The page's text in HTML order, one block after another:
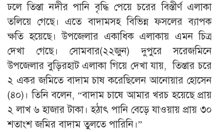
ঢলে তিস্তা নদীর পানি বৃদ্ধি পেয়ে চরের বিস্তীর্ণ এলাকা
তলিয়ে গেছে। এতে বাদামসহ বিভিন্ন ফসলের ব্যাপক
ক্ষতি হয়েছে। উপজেলার একাধিক এলাকায় এমন চিত্র
দেখা গেছে। সোমবার(২২জুন) দুপুরে সরেজমিনে
উপজেলার বুড়িরহাট এলাকা গিয়ে দেখা যায়, তিস্তার চরে
২ একর জমিতে বাদাম চাষ করেছিলেন আনোয়ার হোসেন
(৪০)। তিনি বলেন, “বাদাম চাষে আমার খরচ হয়েছে প্রায়
২ লাখ ৬ হাজার টাকা। হঠাৎ পানি বেড়ে যাওয়ায় প্রায় ৩০
শতাংশ জমির বাদাম তুলতে পারিনি।”